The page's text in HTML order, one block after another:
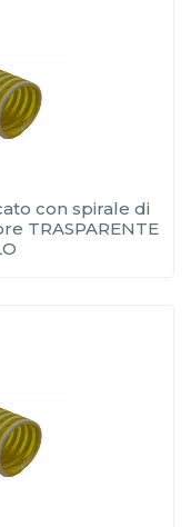
con spirale di
TRASPARENTE